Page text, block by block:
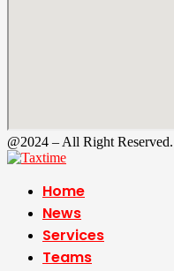
@2024 – All Right
Home
News
Services
Teams